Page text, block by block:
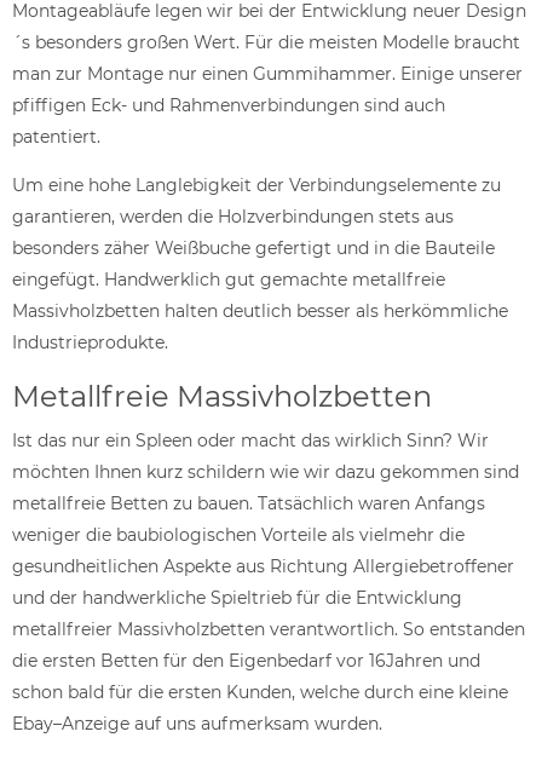
Montageabläufe legen wir bei der Entwicklung neuer Design
´s besonders großen Wert. Für die meisten Modelle braucht
man zur Montage nur einen Gummihammer. Einige unserer
pfiffigen Eck- und Rahmenverbindungen sind auch
patentiert.
Um eine hohe Langlebigkeit der Verbindungselemente zu
garantieren, werden die Holzverbindungen stets aus
besonders zäher Weißbuche gefertigt und in die Bauteile
eingefügt. Handwerklich gut gemachte metallfreie
Massivholzbetten halten deutlich besser als herkömmliche
Industrieprodukte.
Metallfreie Massivholzbetten
Ist das nur ein Spleen oder macht das wirklich Sinn? Wir
möchten Ihnen kurz schildern wie wir dazu gekommen sind
metallfreie Betten zu bauen. Tatsächlich waren Anfangs
weniger die baubiologischen Vorteile als vielmehr die
gesundheitlichen Aspekte aus Richtung Allergiebetroffener
und der handwerkliche Spieltrieb für die Entwicklung
metallfreier Massivholzbetten verantwortlich. So entstanden
die ersten Betten für den Eigenbedarf vor 16Jahren und
schon bald für die ersten Kunden, welche durch eine kleine
Ebay–Anzeige auf uns aufmerksam wurden.